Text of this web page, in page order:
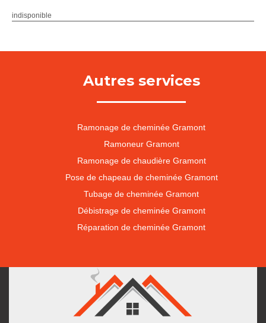
indisponible
Autres services
Ramonage de cheminée Gramont
Ramoneur Gramont
Ramonage de chaudière Gramont
Pose de chapeau de cheminée Gramont
Tubage de cheminée Gramont
Débistrage de cheminée Gramont
Réparation de cheminée Gramont